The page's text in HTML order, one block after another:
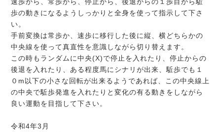
歩の動きになるようしっかりと全身を使って指示して下さ
い。
手前変換は常歩か、速歩に移行した後に縦、横どちらかの
中央線を使って真直性を意識しながら切り替えます。
この時もランダムに中央(X)で停止を入れたり、停止からの
後退を入れたり、ある程度馬にシナリが出来、駈歩でも１
０m以下の小さな回転が出来るようであれば、この中央線上
の中央で駈歩発進を入れたりと変化の有る動きをしながら
良い運動を目指して下さい。
令和4年3月